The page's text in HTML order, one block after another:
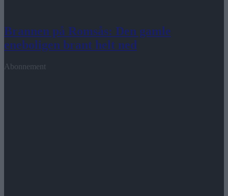
Brannen på Romsås: Den gamle
eneboligen brant helt ned
Abonnement